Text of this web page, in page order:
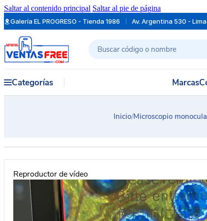
Saltar al contenido principal Saltar al pie de página
Galería EL PROGRESO - Tienda 1986 Av. Argentina 530 -
Buscar
Categorías Marcas
Inicio/Microscopio
Reproductor de vídeo